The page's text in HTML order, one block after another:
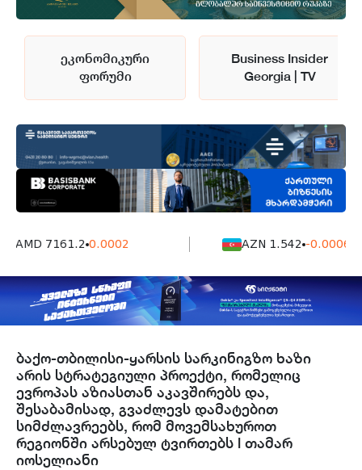
ეკონომიკური
ფორუმი
Business Insider
Georgia | TV
AMD 7161.2 0.0002 AZN 1.542 -0.0006
ბაქო-თბილისი-ყარსის სარკინიგზო ხაზი
არის სტრატეგიული პროექტი, რომელიც
ევროპას აზიასთან აკავშირებს და,
შესაბამისად, გვაძლევს დამატებით
სიმძლავრეებს, რომ მოვემსახუროთ
რეგიონში არსებულ ტვირთებს l თამარ
იოსელიანი